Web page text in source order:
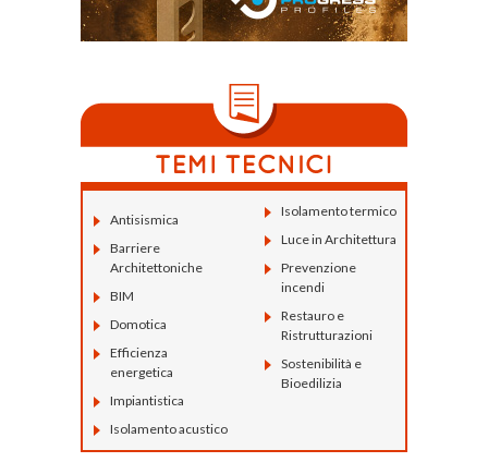
Antisismica
Barriere
Architettoniche
BIM
Domotica
Efficienza
energetica
Impiantistica
Isolamento acustico
Isolamento termico
Luce in Architettura
Prevenzione
incendi
Restauro e
Ristrutturazioni
Sostenibilità e
Bioedilizia